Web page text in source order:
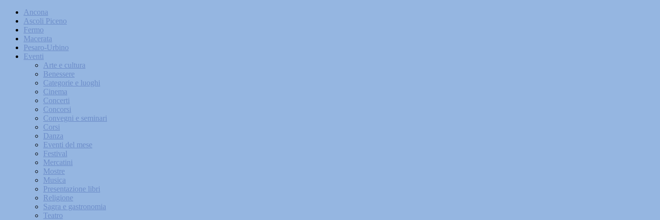
Ancona
Ascoli Piceno
Fermo
Macerata
Pesaro-Urbino
Eventi
Arte e cultura
Benessere
Categorie e luoghi
Cinema
Concerti
Concorsi
Convegni e seminari
Corsi
Danza
Eventi del mese
Festival
Mercatini
Mostre
Musica
Presentazione libri
Religione
Sagra e gastronomia
Teatro